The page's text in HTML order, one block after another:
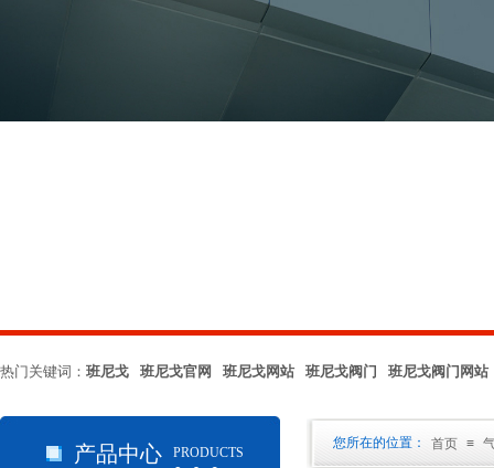
热门关键词： 班尼戈 班尼戈官网 班尼戈网站 班尼戈阀门 班尼戈阀门网站
…
您所在的位置： 首页 ≡
产品中心 PRODUCTS